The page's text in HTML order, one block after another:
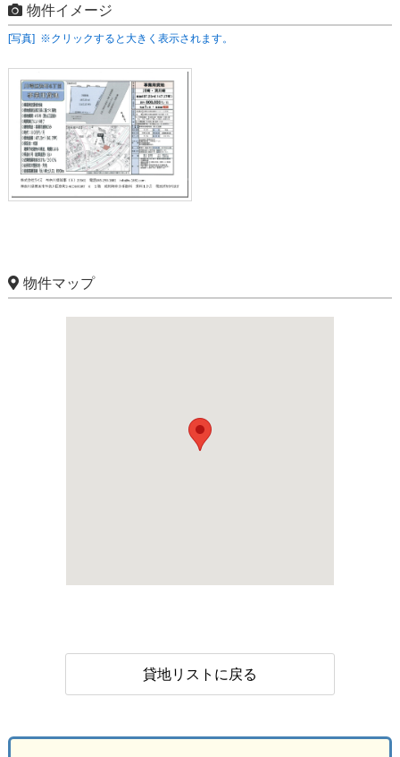
物件イメージ
[写真] ※クリックすると大きく表示されます。
物件マップ
貸地リストに戻る